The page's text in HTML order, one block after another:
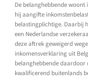
De belanghebbende woont
hij aangifte
belastingplichtige. Daarbij
een Nederlandse
deze aftrek geweigerd
inkomensverklaring uit
belanghebbende
kwalificerend buitenlands